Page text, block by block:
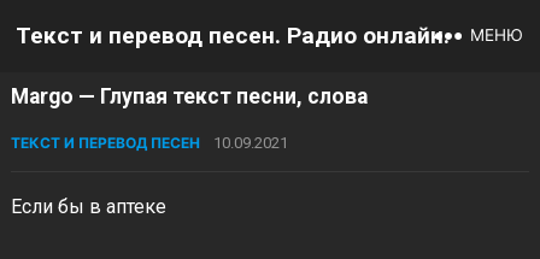
Текст и перевод песен. Радио онлайн. МЕНЮ
Margo — Глупая текст песни, слова
ТЕКСТ И ПЕРЕВОД ПЕСЕН 10.09.2021
Если бы в аптеке